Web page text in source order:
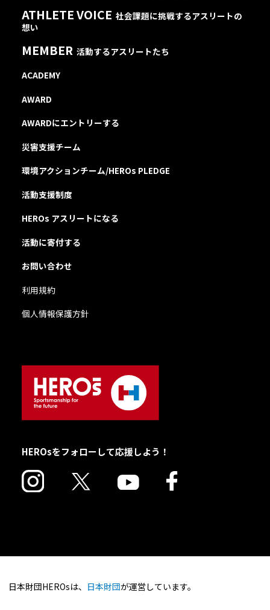
ATHLETE VOICE 社会課題に挑戦するアスリートの
想い
MEMBER 活動するアスリートたち
ACADEMY
AWARD
AWARDにエントリーする
災害支援チーム
環境アクションチーム/HEROs PLEDGE
活動支援制度
HEROs アスリートになる
活動に寄付する
お問い合わせ
利用規約
個人情報保護方針
HEROsをフォローして応援しよう！
日本財団HEROsは、 日本財団が運営しています。